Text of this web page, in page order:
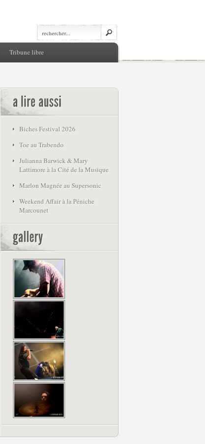
Tribune libre
Biches Festival 2026
Toe au Trabendo
Julianna Barwick & Mary
Lattimore à la Cité de la Musique
Marlon Magnée au Supersonic
Weekend Affair à la Péniche
Marcounet